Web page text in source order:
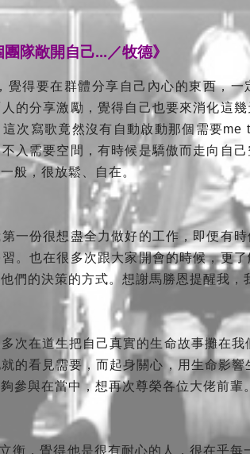
團隊敞開自己...／牧德》
覺得要在群體分享自己內心的東西，一
的分享激勵，覺得自己也要來消化這
次寫歌竟然沒有自動啟動那個需要me
入需要空間，有時候是驕傲而走向自
般，很放鬆、自在。
一份很想盡全力做好的工作，即便有
。也在很多次跟大家開會的時候，更
們的決策的方式。想謝馬勝恩提醒我，
次在道生把自己真實的生命故事攤在
的看見需要，而起身關心，用生命影
參與在當中，想再次尊榮各位大佬前輩。
衡，覺得他是很有耐心的人，很在乎